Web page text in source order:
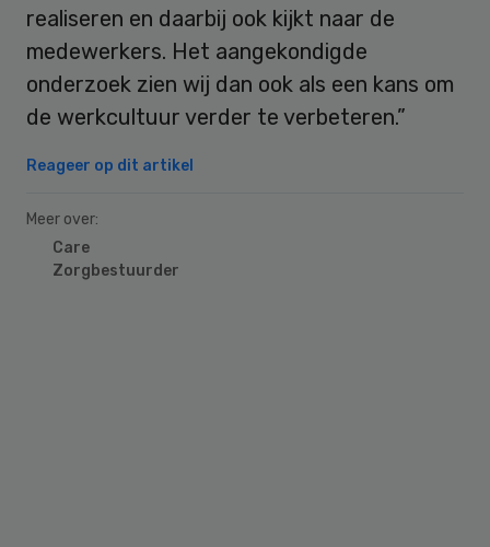
realiseren en daarbij ook kijkt naar de
medewerkers. Het aangekondigde
onderzoek zien wij dan ook als een kans om
de werkcultuur verder te verbeteren.”
Reageer op dit artikel
Meer over:
Care
Zorgbestuurder